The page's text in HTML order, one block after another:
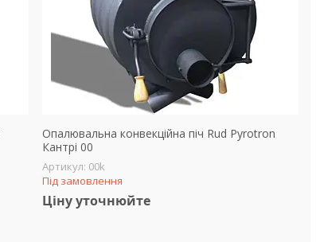
Опалювальна конвекційна піч Rud Pyrotron
Кантрі 00
00k
Під замовлення
Ціну уточнюйте